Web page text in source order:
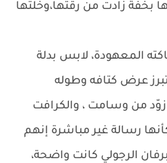
بخفة زادت من رقتها،وخلتها
المعهودة، لابس بدلة
عرض كتافه وطوله
من وسامت ، والكرافت
رسالة غير مباشرة إنهم
الرجولي كانت واضحة،